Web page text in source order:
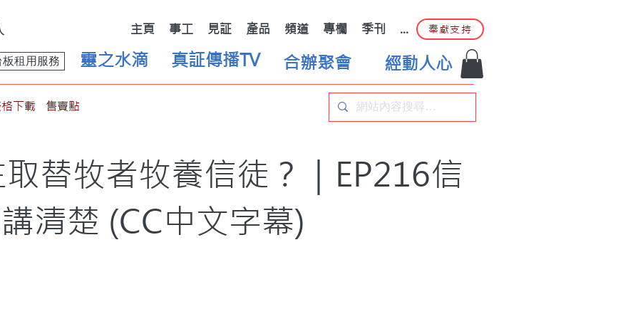
主頁 事工 見証 產品 頻道 專欄 季刊 ... 奉獻支持
靈之水滴
租用服務 真証傳播TV 合辦聚會 經動人心
下載 售賣點
替牧者牧養信徒？｜EP216信
清楚 (CC中文字幕)